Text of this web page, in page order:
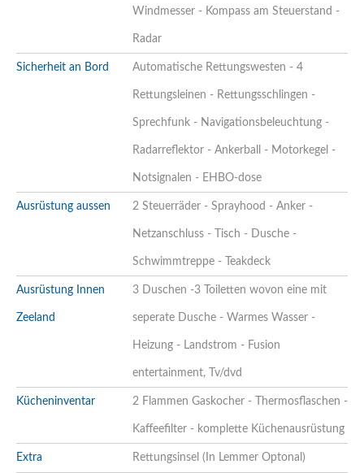
Windmesser - Kompass am Steuerstand -
Radar
Sicherheit an Bord Automatische Rettungswesten - 4
Rettungsleinen - Rettungsschlingen -
Sprechfunk - Navigationsbeleuchtung -
Radarreflektor - Ankerball - Motorkegel -
Notsignalen - EHBO-dose
Ausrüstung aussen 2 Steuerräder - Sprayhood - Anker -
Netzanschluss - Tisch - Dusche -
Schwimmtreppe - Teakdeck
Ausrüstung Innen
Zeeland
3 Duschen -3 Toiletten wovon eine mit
seperate Dusche - Warmes Wasser -
Heizung - Landstrom - Fusion
entertainment, Tv/dvd
Kücheninventar 2 Flammen Gaskocher - Thermosflaschen -
Kaffeefilter - komplette Küchenausrüstung
Extra Rettungsinsel (In Lemmer Optonal)